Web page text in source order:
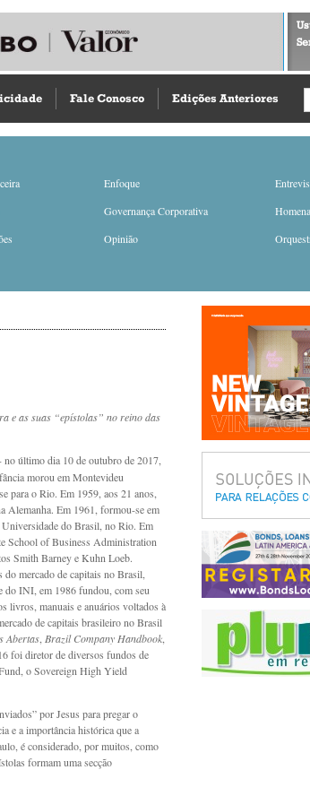
Fale Conosco Edições Anteriores
Enfoque
Governança Corporativa
Opinião
e as suas “epístolas” no reino das
no último dia 10 de outubro de 2017,
morou em Montevideu
para o Rio. Em 1959, aos 21 anos,
Alemanha. Em 1961, formou-se em
Universidade do Brasil, no Rio. Em
School of Business Administration
Smith Barney e Kuhn Loeb.
mercado de capitais no Brasil,
INI, em 1986 fundou, com seu
livros, manuais e anuários voltados à
de capitais brasileiro no Brasil
Abertas,Brazil Company Handbook,
foi diretor de diversos fundos de
o Sovereign High Yield
por Jesus para pregar o
e a importância histórica que a
é considerado, por muitos, como
formam uma secção